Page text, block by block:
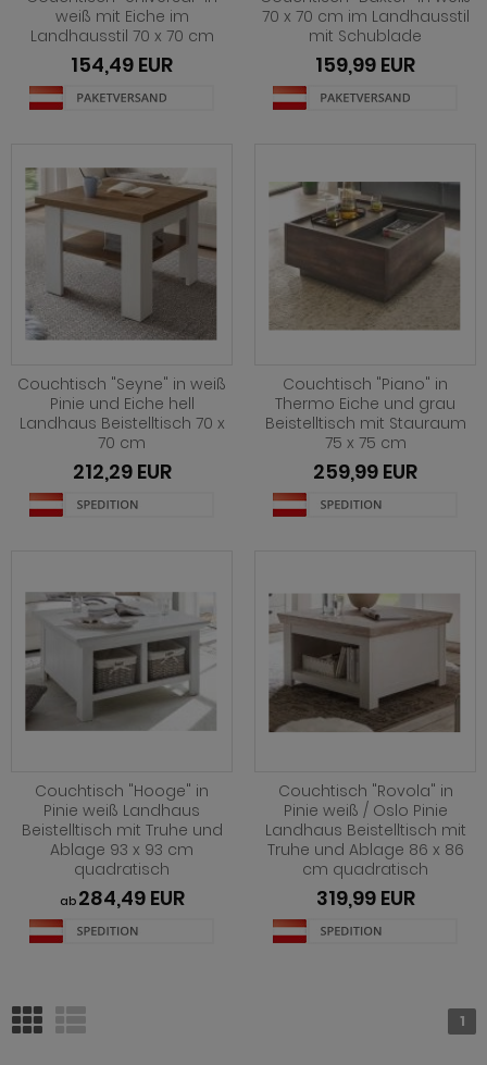
weiß mit Eiche im
Landhausstil 70 x 70 cm
154,49 EUR
70 x 70 cm im Landhausstil
mit Schublade
159,99 EUR
Couchtisch "Seyne" in weiß
Pinie und Eiche hell
Landhaus Beistelltisch 70 x
70 cm
212,29 EUR
Couchtisch "Piano" in
Thermo Eiche und grau
Beistelltisch mit Stauraum
75 x 75 cm
259,99 EUR
Couchtisch "Hooge" in
Pinie weiß Landhaus
Beistelltisch mit Truhe und
Ablage 93 x 93 cm
quadratisch
ab 284,49 EUR
Couchtisch "Rovola" in
Pinie weiß / Oslo Pinie
Landhaus Beistelltisch mit
Truhe und Ablage 86 x 86
cm quadratisch
319,99 EUR
1
Louna
Merced weiß-Eiche
Montez
Piano
Ribera
Rideau
Ronson
Rovola
Scandik
Sentra
Seyne
Shade
Stanton
Stove weiß Pinie
Touch
Ward
grau
LED
Ronson
Rovola
Seyne
Ward
Rovola
Runner grau
Scout
Skin
Stove weiß Pinie
Tetis
Touch